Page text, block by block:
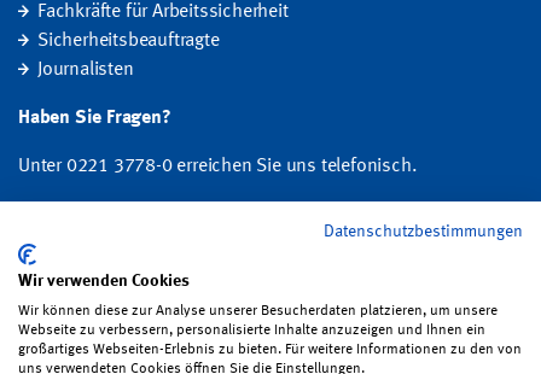
Fachkräfte für Arbeitssicherheit
Sicherheitsbeauftragte
Journalisten
Haben Sie Fragen?
Unter 0221 3778-0 erreichen Sie uns telefonisch.
Entschädigung, Prävention sowie Fragen zu Mitgliedschaft und Beitrag.
Folgen Sie uns:
Datenschutzbestimmungen
Wir verwenden Cookies
Wir können diese zur Analyse unserer Besucherdaten platzieren, um unsere
Webseite zu verbessern, personalisierte Inhalte anzuzeigen und Ihnen ein
großartiges Webseiten-Erlebnis zu bieten. Für weitere Informationen zu den von
uns verwendeten Cookies öffnen Sie die Einstellungen.